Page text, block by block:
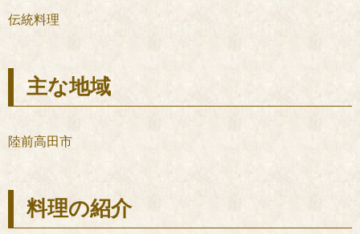
伝統料理
主な地域
陸前高田市
料理の紹介